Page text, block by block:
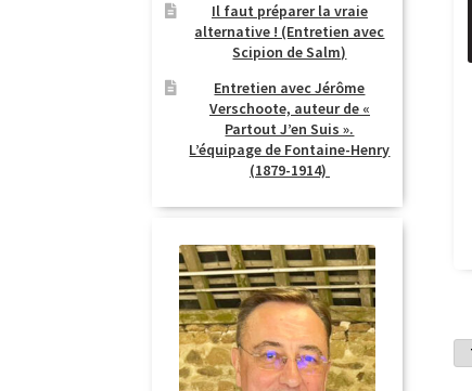
Il faut préparer la vraie
alternative ! (Entretien avec
Scipion de Salm)
Entretien avec Jérôme
Verschoote, auteur de «
Partout J’en Suis ».
L’équipage de Fontaine-Henry
(1879-1914)